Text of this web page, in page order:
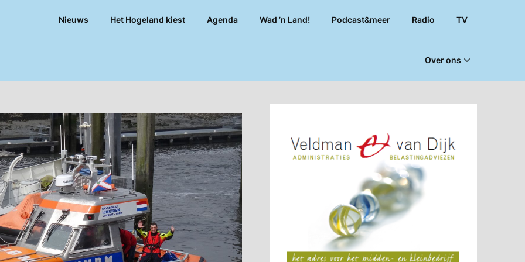
Nieuws Het Hogeland kiest Agenda Wad ’n Land! Podcast&meer Radio TV
Over ons